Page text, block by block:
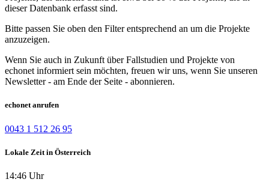
dieser Datenbank erfasst sind.
Bitte passen Sie oben den Filter entsprechend an um die Projekte
anzuzeigen.
Wenn Sie auch in Zukunft über Fallstudien und Projekte von
echonet informiert sein möchten, freuen wir uns, wenn Sie unseren
Newsletter - am Ende der Seite - abonnieren.
echonet anrufen
0043 1 512 26 95
Lokale Zeit in Österreich
14:46 Uhr